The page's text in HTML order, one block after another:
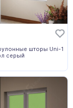
шторы Uni-1
серый